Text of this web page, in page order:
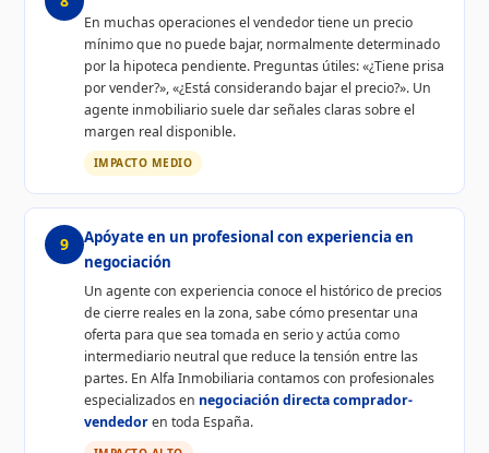
En muchas operaciones el vendedor tiene un precio
mínimo que no puede bajar, normalmente determinado
por la hipoteca pendiente. Preguntas útiles: «¿Tiene prisa
por vender?», «¿Está considerando bajar el precio?». Un
agente inmobiliario suele dar señales claras sobre el
margen real disponible.
IMPACTO MEDIO
9
Apóyate en un profesional con experiencia en
negociación
Un agente con experiencia conoce el histórico de precios
de cierre reales en la zona, sabe cómo presentar una
oferta para que sea tomada en serio y actúa como
intermediario neutral que reduce la tensión entre las
partes. En Alfa Inmobiliaria contamos con profesionales
especializados en negociación directa comprador-
vendedoren toda España.